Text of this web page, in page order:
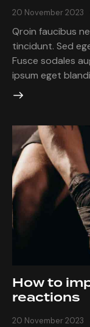
20 November 2023
Qroin faucibus
tincidunt. Sed
Fusce sodales
ipsum eget
How to
reactions
20 November 2023